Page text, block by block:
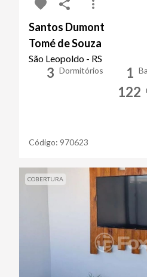
Santos Dumont
Tomé de Souza
São Leopoldo - RS
3 Dormitórios 1
122
Código: 970623
COBERTURA